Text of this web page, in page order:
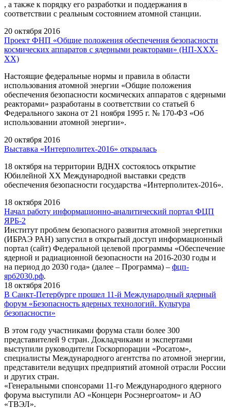
, а также к порядку его разработки и поддержания в
соответствии c реальным состоянием атомной станции.
20 октября 2016
Проект ФНП «Общие положения обеспечения безопасности
космических аппаратов с ядерными реакторами» (НП-ХХХ-
ХХ)
Настоящие федеральные нормы и правила в области
использования атомной энергии «Общие положения
обеспечения безопасности космических аппаратов с ядерными
реакторами» разработаны в соответствии со статьей 6
Федерального закона от 21 ноября 1995 г. № 170-ФЗ «Об
использовании атомной энергии».
20 октября 2016
Выставка «Интерполитех-2016» открылась
18 октября на территории ВДНХ состоялось открытие
Юбилейной XX Международной выставки средств
обеспечения безопасности государства «Интерполитех-2016».
18 октября 2016
Начал работу информационно-аналитический портал ФЦП
ЯРБ-2
Институт проблем безопасного развития атомной энергетики
(ИБРАЭ РАН) запустил в открытый доступ информационный
портал (сайт) Федеральной целевой программы «Обеспечение
ядерной и радиационной безопасности на 2016-2030 годы и
на период до 2030 года» (далее – Программа) – фцп-
ярб2030.рф.
18 октября 2016
В Санкт-Петербурге прошел 11-й Международный ядерный
форум «Безопасность ядерных технологий. Культура
безопасности»
В этом году участниками форума стали более 300
представителей 9 стран. Докладчиками и экспертами
выступили руководители Госкорпорации «Росатом»,
специалисты Международного агентства по атомной энергии,
представители ведущих предприятий атомной отрасли России
и других стран.
«Генеральными спонсорами 11-го Международного ядерного
форума выступили АО «Концерн Росэнергоатом» и АО
«ТВЭЛ».